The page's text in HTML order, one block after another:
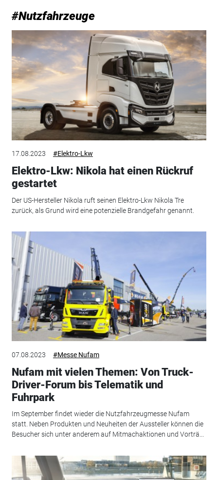
#Nutzfahrzeuge
17.08.2023 #Elektro-Lkw
Elektro-Lkw: Nikola hat einen Rückruf
gestartet
Der US-Hersteller Nikola ruft seinen Elektro-Lkw Nikola Tre
zurück, als Grund wird eine potenzielle Brandgefahr genannt.
07.08.2023 #Messe Nufam
Nufam mit vielen Themen: Von Truck-
Driver-Forum bis Telematik und
Fuhrpark
Im September findet wieder die Nutzfahrzeugmesse Nufam
statt. Neben Produkten und Neuheiten der Aussteller können die
Besucher sich unter anderem auf Mitmachaktionen und Vorträ...